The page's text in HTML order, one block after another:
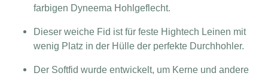
farbigen Dyneema Hohlgeflecht.
Dieser weiche Fid ist für feste Hightech Leinen mit
wenig Platz in der Hülle der perfekte Durchhohler.
Der Softfid wurde entwickelt, um Kerne und andere